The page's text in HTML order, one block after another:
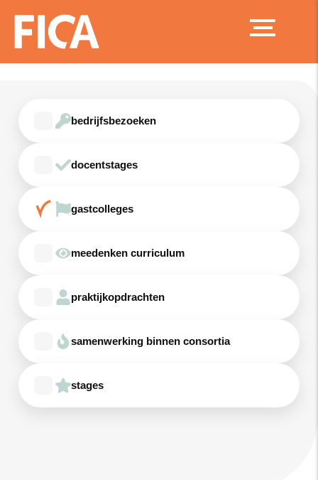
bedrijfsbezoeken
docentstages
gastcolleges
meedenken curriculum
praktijkopdrachten
samenwerking binnen consortia
stages